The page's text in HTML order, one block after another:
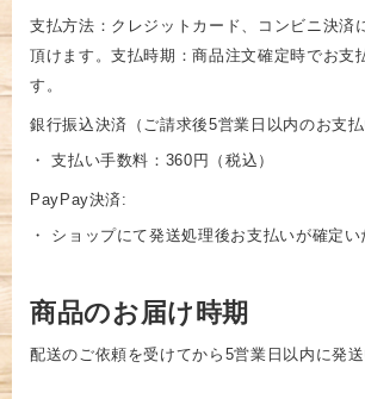
支払方法：クレジットカード、コンビニ決済
頂けます。支払時期：商品注文確定時でお支
す。
銀行振込決済（ご請求後5営業日以内のお支払
・ 支払い手数料：360円（税込）
PayPay決済:
・ ショップにて発送処理後お支払いが確定い
商品のお届け時期
配送のご依頼を受けてから5営業日以内に発送